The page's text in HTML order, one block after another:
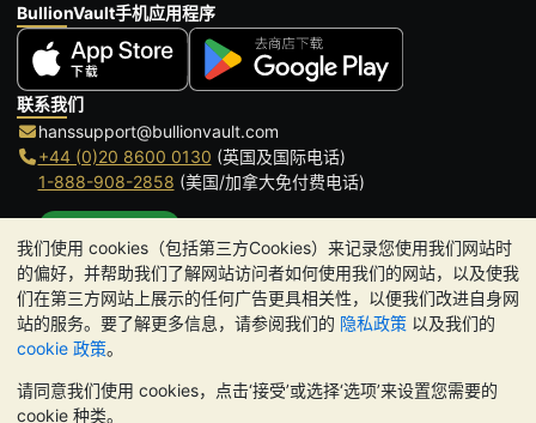
我们使用 cookies（包括第三方Cookies）来记录您使用我们网站时
的偏好，并帮助我们了解网站访问者如何使用我们的网站，以及使我
们在第三方网站上展示的任何广告更具相关性，以便我们改进自身网
站的服务。要了解更多信息，请参阅我们的 隐私政策 以及我们的
cookie 政策。
请同意我们使用 cookies，点击‘接受’或选择‘选项’来设置您需要的
cookie 种类。
BullionVault手机应用程序
联系我们
hanssupport@bullionvault.com
+44 (0)20 8600 0130 (英国及国际电话)
1-888-908-2858 (美国/加拿大免付费电话)
办公时间:
9am to 8:30pm (英国时间), 周一至周五
Galmarley Ltd T/A BullionVault
3 Shortlands (7th Floor)
London
W6 8DA